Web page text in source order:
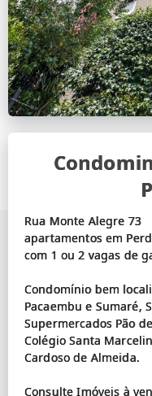
Rua Monte Alegre 73
apartamentos em
com 1 ou 2 vagas de
Condomínio bem
Pacaembu e Sumaré,
Supermercados Pão
Colégio Santa
Cardoso de Almeida.
Consulte Imóveis à